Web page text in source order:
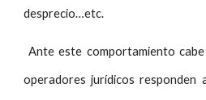
desprecio…etc.
Ante este comportamiento
operadores jurídicos responden